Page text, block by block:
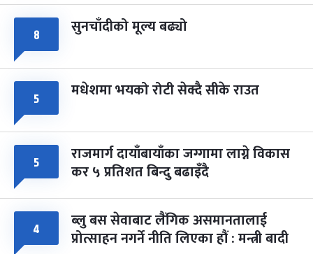
८ सुनचाँदीको मूल्य बढ्यो
५ मधेशमा भयको रोटी सेक्दै सीके राउत
५ राजमार्ग दायाँबायाँका जग्गामा लाग्ने विकास
कर ५ प्रतिशत बिन्दु बढाइँदै
४ ब्लु बस सेवाबाट लैंगिक असमानतालाई
प्रोत्साहन नगर्ने नीति लिएका हौं : मन्त्री बादी